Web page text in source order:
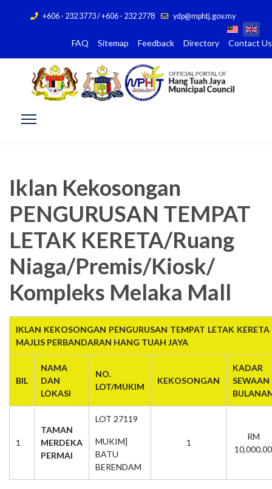
+606 - 232 3773 / +606 - 232 2778 ydp@mphtj.gov.my
FAQ Sitemap Feedback Directory Contact Us
Iklan Kekosongan
PENGURUSAN TEMPAT
LETAK KERETA/Ruang
Niaga/Premis/Kiosk/
Kompleks Melaka Mall
IKLAN KEKOSONGAN PENGURUSAN TEMPAT LETAK
MAJLIS PERBANDARAN HANG TUAH JAYA
BIL
NAMA
DAN
LOKASI
NO.
LOT/MUKIM
KEKOSONGAN
KADAR
SEWAAN
1
TAMAN
MERDEKA
PERMAI
LOT 27119
MUKIM]
BATU
BERENDAM
1
RM
10,000.00